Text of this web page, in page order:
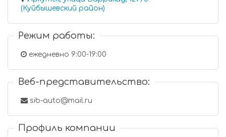
(Куйбышевский район)
Режим работы:
ежедневно 9:00-19:00
Веб-представительство:
sib-auto@mail.ru
Профиль компании